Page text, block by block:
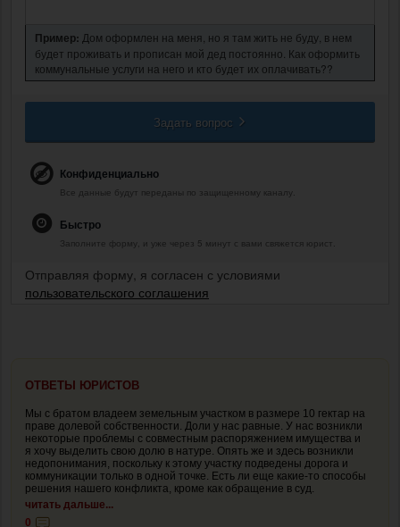
Пример: Дом оформлен на меня, но я там жить не буду, в нем
будет проживать и прописан мой дед постоянно. Как оформить
коммунальные услуги на него и кто будет их оплачивать??
Задать вопрос
Конфиденциально
Все данные будут переданы по защищенному каналу.
Быстро
Заполните форму, и уже через 5 минут с вами свяжется юрист.
Отправляя форму, я согласен с условиями
пользовательского соглашения
ОТВЕТЫ ЮРИСТОВ
Мы с братом владеем земельным участком в размере 10 гектар на
праве долевой собственности. Доли у нас равные. У нас возникли
некоторые проблемы с совместным распоряжением имущества и
я хочу выделить свою долю в натуре. Опять же и здесь возникли
недопонимания, поскольку к этому участку подведены дорога и
коммуникации только в одной точке. Есть ли еще какие-то способы
решения нашего конфликта, кроме как обращение в суд.
читать дальше...
0